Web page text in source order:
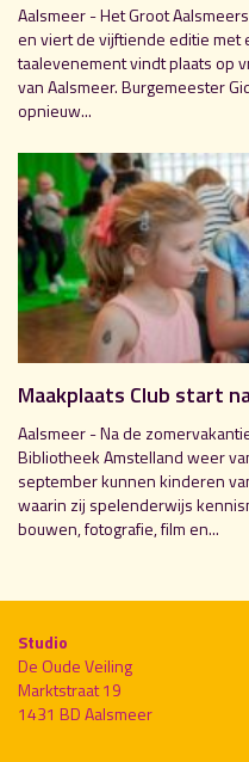
Aalsmeer - Het Groot
en viert de vijftiende editie met
taalevenement vindt plaats op
van Aalsmeer. Burgemeester
opnieuw...
Maakplaats Club start
Aalsmeer - Na de
Bibliotheek Amstelland weer
september kunnen kinderen
waarin zij spelenderwijs
bouwen, fotografie, film en...
Studio
De Oude Veiling
Marktstraat 19
1431 BD Aalsmeer